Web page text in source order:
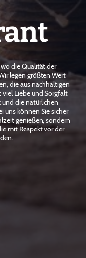
die Qualität der
legen größten Wert
die aus nachhaltigen
viel Liebe und Sorgfalt
und die natürlichen
uns können Sie sicher
genießen, sondern
mit Respekt vor der